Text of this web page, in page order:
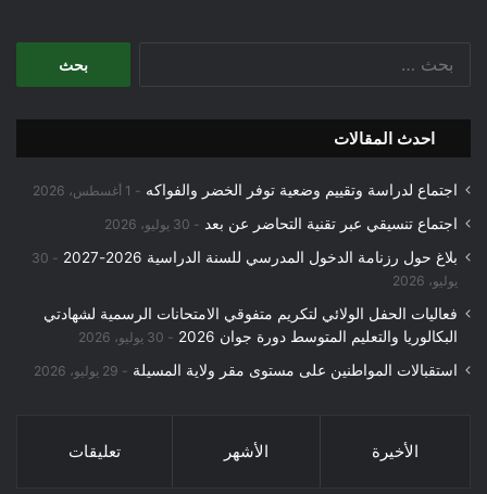
احدث المقالات
اجتماع لدراسة وتقييم وضعية توفر الخضر والفواكه 1 أغسطس، 2026
اجتماع تنسيقي عبر تقنية التحاضر عن بعد 30 يوليو، 2026
بلاغ حول رزنامة الدخول المدرسي للسنة الدراسية 2026-2027
30
يوليو، 2026
فعاليات الحفل الولائي لتكريم متفوقي الامتحانات الرسمية لشهادتي
البكالوريا والتعليم المتوسط دورة جوان 2026
30 يوليو، 2026
استقبالات المواطنين على مستوى مقر ولاية المسيلة 29 يوليو، 2026
الأخيرة الأشهر تعليقات